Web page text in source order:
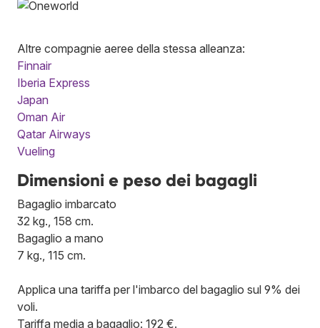
Altre compagnie aeree della stessa alleanza:
Finnair
Iberia Express
Japan
Oman Air
Qatar Airways
Vueling
Dimensioni e peso dei bagagli
Bagaglio imbarcato
32 kg., 158 cm.
Bagaglio a mano
7 kg., 115 cm.
Applica una tariffa per l'imbarco del bagaglio sul 9% dei
voli.
Tariffa media a bagaglio: 192 €.